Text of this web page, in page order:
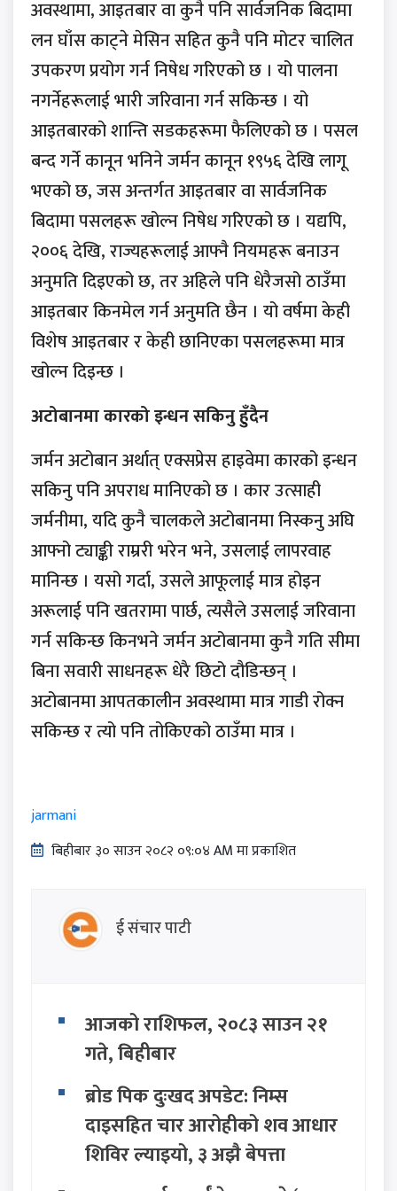
अवस्थामा, आइतबार वा कुनै पनि सार्वजनिक बिदामा
लन घाँस काट्ने मेसिन सहित कुनै पनि मोटर चालित
उपकरण प्रयोग गर्न निषेध गरिएको छ । यो पालना
नगर्नेहरूलाई भारी जरिवाना गर्न सकिन्छ । यो
आइतबारको शान्ति सडकहरूमा फैलिएको छ । पसल
बन्द गर्ने कानून भनिने जर्मन कानून १९५६ देखि लागू
भएको छ, जस अन्तर्गत आइतबार वा सार्वजनिक
बिदामा पसलहरू खोल्न निषेध गरिएको छ । यद्यपि,
२००६ देखि, राज्यहरूलाई आफ्नै नियमहरू बनाउन
अनुमति दिइएको छ, तर अहिले पनि धेरैजसो ठाउँमा
आइतबार किनमेल गर्न अनुमति छैन । यो वर्षमा केही
विशेष आइतबार र केही छानिएका पसलहरूमा मात्र
खोल्न दिइन्छ ।
अटोबानमा कारको इन्धन सकिनु हुँदैन
जर्मन अटोबान अर्थात् एक्सप्रेस हाइवेमा कारको इन्धन
सकिनु पनि अपराध मानिएको छ । कार उत्साही
जर्मनीमा, यदि कुनै चालकले अटोबानमा निस्कनु अघि
आफ्नो ट्याङ्की राम्ररी भरेन भने, उसलाई लापरवाह
मानिन्छ । यसो गर्दा, उसले आफूलाई मात्र होइन
अरूलाई पनि खतरामा पार्छ, त्यसैले उसलाई जरिवाना
गर्न सकिन्छ किनभने जर्मन अटोबानमा कुनै गति सीमा
बिना सवारी साधनहरू धेरै छिटो दौडिन्छन् ।
अटोबानमा आपतकालीन अवस्थामा मात्र गाडी रोक्न
सकिन्छ र त्यो पनि तोकिएको ठाउँमा मात्र ।
jarmani
बिहीबार ३० साउन २०८२ ०९:०४ AM मा प्रकाशित
ई संचार पाटी
आजको राशिफल, २०८३ साउन २१
गते, बिहीबार
ब्रोड पिक दुःखद अपडेट: निम्स
दाइसहित चार आरोहीको शव आधार
शिविर ल्याइयो, ३ अझै बेपत्ता